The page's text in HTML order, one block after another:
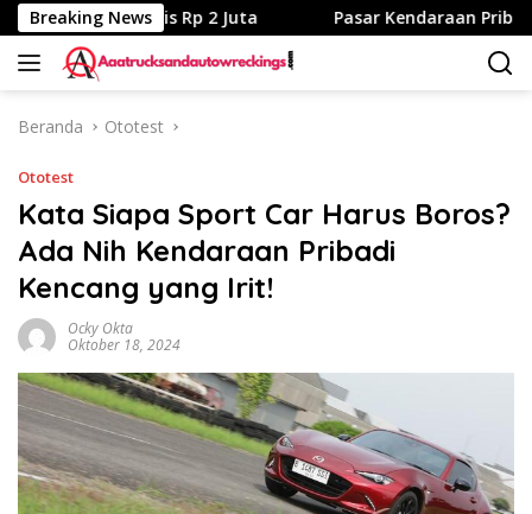
Langsung
ke
konten
Breaking News
Nama Nyaris Rp 2 Juta Pasar Kendaraan Pribadi
Beranda Ototest
Ototest
Kata Siapa Sport Car Harus Boros?
Ada Nih Kendaraan Pribadi
Kencang yang Irit!
Ocky Okta
Oktober 18, 2024